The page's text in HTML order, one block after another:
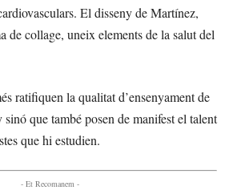
El disseny de Martínez,
de collage, uneix elements de la salut del
ratifiquen la qualitat d’ensenyament de
que també posen de manifest el talent
que hi estudien.
- Et Recomanem -